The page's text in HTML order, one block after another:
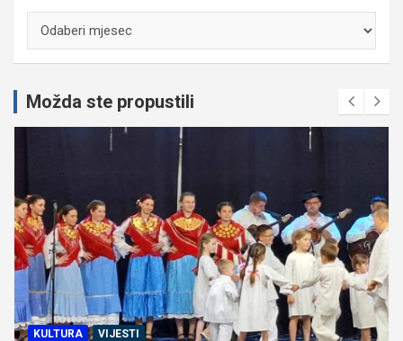
Možda ste propustili
KULTURA VIJESTI